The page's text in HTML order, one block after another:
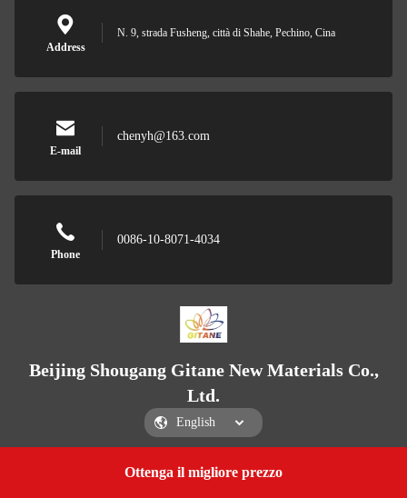
Ottenga il migliore prezzo
Address
N. 9, strada Fusheng, città di Shahe, Pechino, Cina
E-mail
chenyh@163.com
Phone
0086-10-8071-4034
Beijing Shougang Gitane New Materials Co.,
Ltd.
Beijing Shougang Gitane New Materials Co., Ltd.
Get a Quote